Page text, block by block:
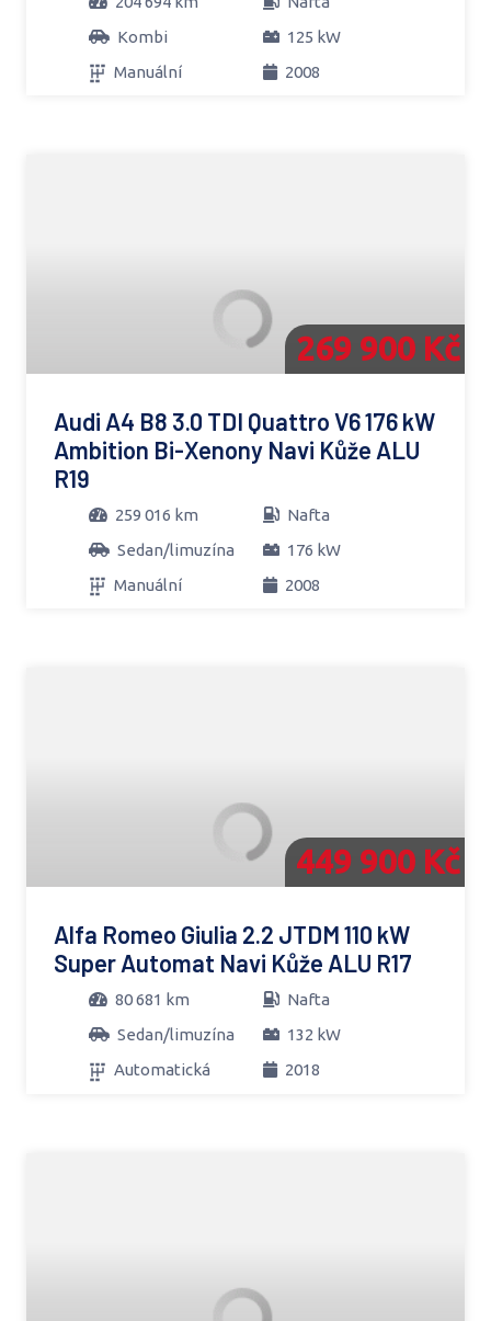
Kombi
125 kW
Manuální
2008
269 900 Kč
Audi A4 B8 3.0 TDI Quattro V6 176 kW
Ambition Bi-Xenony Navi Kůže ALU
R19
259 016 km
Nafta
Sedan/limuzína
176 kW
Manuální
2008
449 900 Kč
Alfa Romeo Giulia 2.2 JTDM 110 kW
Super Automat Navi Kůže ALU R17
80 681 km
Nafta
Sedan/limuzína
132 kW
Automatická
2018